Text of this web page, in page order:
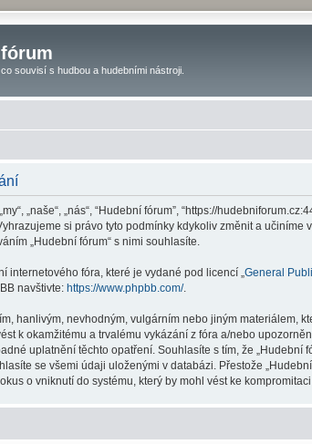
souvisí s hudbou a hudebními nástroji.
„naše“, „nás“, “Hudební fórum”, “https://
si právo tyto podmínky kdykoliv změnit a
„Hudební fórum“ s nimi souhlasíte.
fóra, které je vydané pod licencí „ General
navštivte: https://www.phpbb.com/.
hanlivým, nevhodným, vulgárním nebo jiným materiálem,
k okamžitému a trvalému vykázání z fóra a/nebo
uplatnění těchto opatření. Souhlasíte s tím, že
se všemi údaji uloženými v databázi. Přestože
o vniknutí do systému, který by mohl vést ke kompromitaci